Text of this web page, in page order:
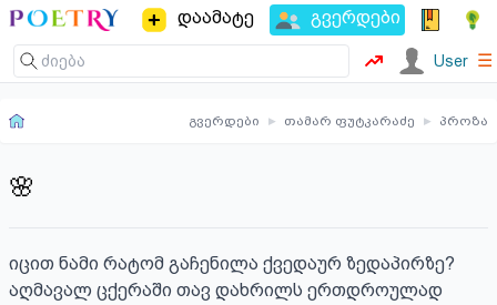
დაამატე გვერდები
User ☰
გვერდები ▸ თამარ ფუტკარაძე ▸ პროზა
🌸
იცით ნამი რატომ გაჩენილა ქვედაურ ზედაპირზე?
აღმავალ ცქერაში თავ დახრილს ერთდროულად